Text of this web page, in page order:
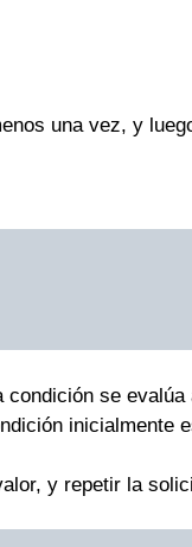
una vez, y
se evalúa
inicialmente
y repetir la